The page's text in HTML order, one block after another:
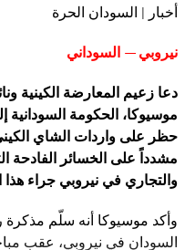
أخبار | السودان الحرة
نيروبي — السوداني
دعا زعيم المعارضة الكينية
موسيوكا، الحكومة
مشدداً على الخسائر الفادحة
والتجاري في نيروبي جراء هذا
وأكد موسيوكا أنه سلّم
السودان في نيروبي، عقب